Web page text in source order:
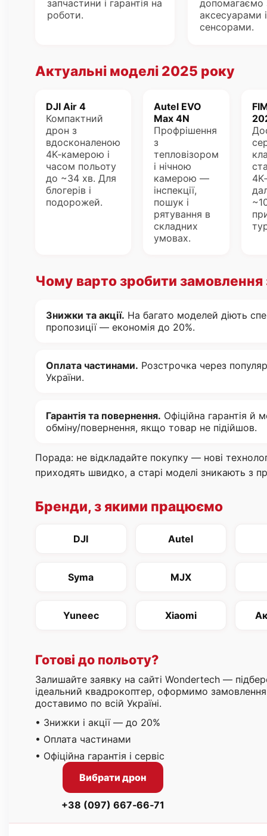
запчастини і гарантія на
роботи.
допомагаємо
аксесуарами і
сенсорами.
Актуальні моделі 2025 року
DJI Air 4
Компактний
дрон з
вдосконаленою
4K‑камерою і
часом польоту
до ~34 хв. Для
блогерів і
подорожей.
Autel EVO
Max 4N
Профрішення
з
тепловізором
і нічною
камерою —
інспекції,
пошук і
рятування в
складних
умовах.
Чому варто зробити замовлення
Знижки та акції. На багато моделей діють
пропозиції — економія до 20%.
Оплата частинами. Розстрочка через
України.
Гарантія та повернення. Офіційна гарантія й
обміну/повернення, якщо товар не підійшов.
Порада: не відкладайте покупку — нові
приходять швидко, а старі моделі зникають з
Бренди, з якими працюємо
DJI Autel
Syma MJX
Yuneec Xiaomi
Готові до польоту?
Залишайте заявку на сайті Wondertech —
ідеальний квадрокоптер, оформимо замовлення
доставимо по всій Україні.
• Знижки і акції — до 20%
• Оплата частинами
• Офіційна гарантія і сервіс
Вибрати дрон
+38 (097) 667‑66‑71